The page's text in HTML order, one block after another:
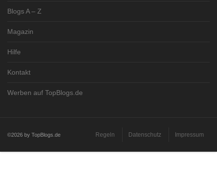
Blogs A – Z
Magazin
Hilfe
Kontakt
Werben auf TopBlogs.de
©2026 by TopBlogs.de Regeln Datenschutz Impressum